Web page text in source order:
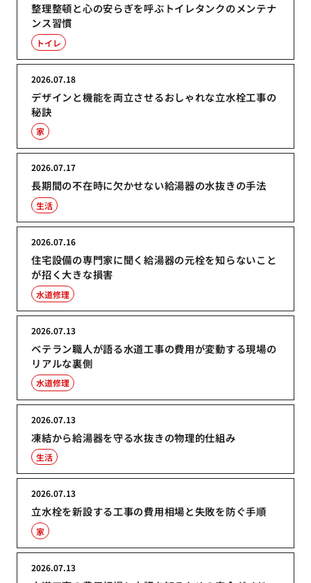
整理整頓と心の安らぎを呼ぶトイレタンクのメンテナ
ンス習慣
トイレ
デザインと機能を両立させるおしゃれな立水栓工事の
秘訣
2026.07.18
家
長期間の不在時に欠かせない給湯器の水抜きの手法
2026.07.17
生活
住宅設備の専門家に聞く給湯器の元栓を知らないこと
が招く大きな損害
2026.07.16
水道修理
ベテラン職人が語る水道工事の費用が変動する現場の
リアルな裏側
2026.07.13
水道修理
凍結から給湯器を守る水抜きの物理的仕組み
2026.07.13
生活
立水栓を新設する工事の費用相場と失敗を防ぐ手順
2026.07.13
家
2026.07.13